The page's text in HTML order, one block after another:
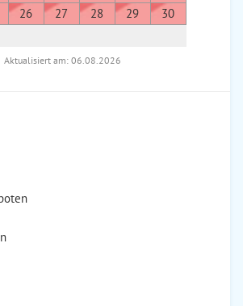
26 27 28 29
30
Aktualisiert am: 06.08.2026